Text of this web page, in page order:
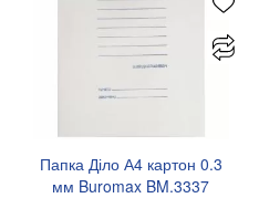
Папка Діло А4 картон 0.3
мм Buromax BM.3337